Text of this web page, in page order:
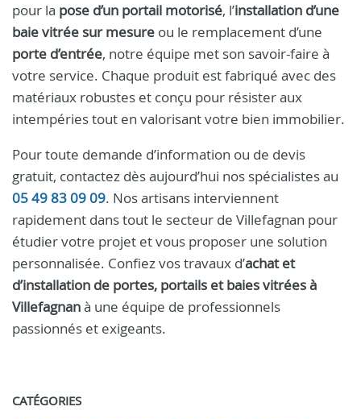
pour la pose d’un portail motorisé, l’installation d’une
baie vitrée sur mesure ou le remplacement d’une
porte d’entrée, notre équipe met son savoir-faire à
votre service. Chaque produit est fabriqué avec des
matériaux robustes et conçu pour résister aux
intempéries tout en valorisant votre bien immobilier.
Pour toute demande d’information ou de devis
gratuit, contactez dès aujourd’hui nos spécialistes au
05 49 83 09 09. Nos artisans interviennent
rapidement dans tout le secteur de Villefagnan pour
étudier votre projet et vous proposer une solution
personnalisée. Confiez vos travaux d’achat et
d’installation de portes, portails et baies vitrées à
Villefagnanà une équipe de professionnels
passionnés et exigeants.
CATÉGORIES